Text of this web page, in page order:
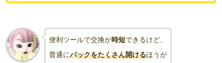
便利ツールで交換が時短できるけど、
普通にパックをたくさん開けるほうが